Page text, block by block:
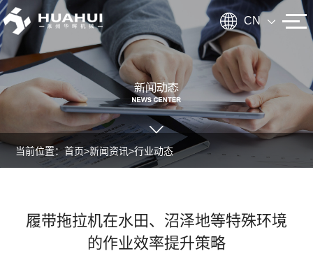
CN
当前位置：首页>新闻资讯>行业动态
态
履带拖拉机在水田、沼泽地等特殊环境
的作业效率提升策略